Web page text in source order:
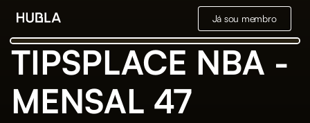
Já sou membro
TIPSPLACE NBA -
MENSAL 47